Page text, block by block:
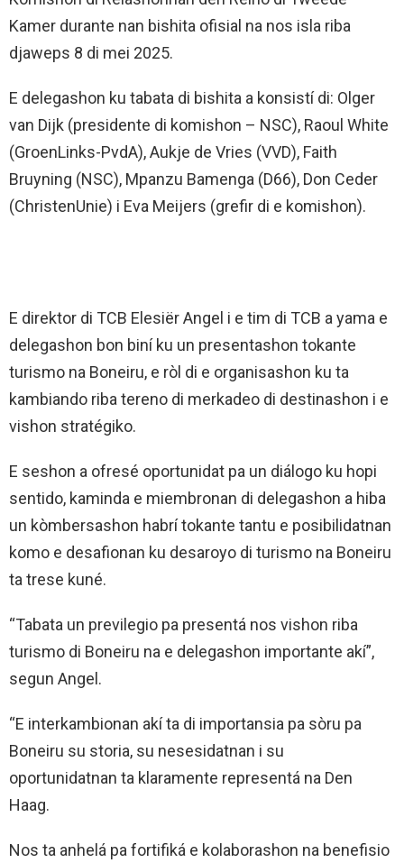
Kamer durante nan bishita ofisial na nos isla riba
djaweps 8 di mei 2025.
E delegashon ku tabata di bishita a konsistí di: Olger
van Dijk (presidente di komishon – NSC), Raoul White
(GroenLinks-PvdA), Aukje de Vries (VVD), Faith
Bruyning (NSC), Mpanzu Bamenga (D66), Don Ceder
(ChristenUnie) i Eva Meijers (grefir di e komishon).
E direktor di TCB Elesiër Angel i e tim di TCB a yama e
delegashon bon biní ku un presentashon tokante
turismo na Boneiru, e ròl di e organisashon ku ta
kambiando riba tereno di merkadeo di destinashon i e
vishon stratégiko.
E seshon a ofresé oportunidat pa un diálogo ku hopi
sentido, kaminda e miembronan di delegashon a hiba
un kòmbersashon habrí tokante tantu e posibilidatnan
komo e desafionan ku desaroyo di turismo na Boneiru
ta trese kuné.
“Tabata un previlegio pa presentá nos vishon riba
turismo di Boneiru na e delegashon importante akí”,
segun Angel.
“E interkambionan akí ta di importansia pa sòru pa
Boneiru su storia, su nesesidatnan i su
oportunidatnan ta klaramente representá na Den
Haag.
Nos ta anhelá pa fortifiká e kolaborashon na benefisio